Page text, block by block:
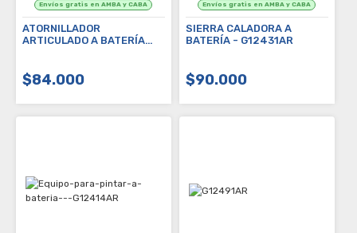
ATORNILLADOR
ARTICULADO A BATERÍA
$84.000
SIERRA CALADORA A
BATERÍA - G12431AR
$90.000